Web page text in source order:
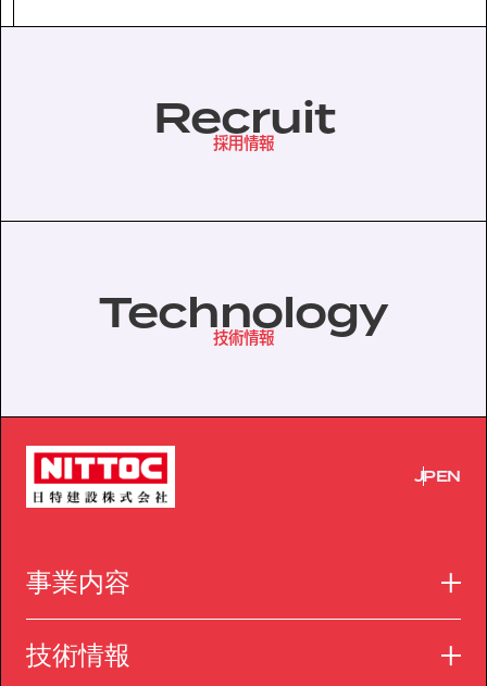
Recruit
採用情報
Technology
技術情報
JPEN
事業内容
技術情報